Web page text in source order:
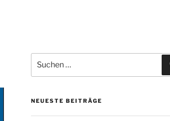
nach:
NEUESTE BEITRÄGE